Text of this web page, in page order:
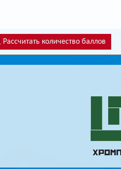
Рассчитать количество баллов